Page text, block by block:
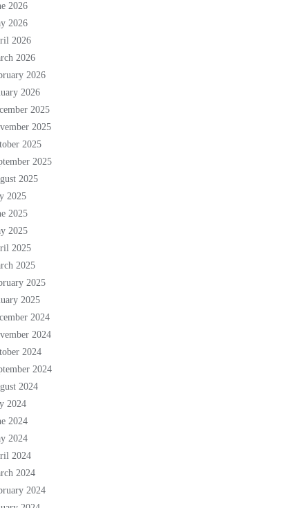
2026
2026
2026
2026
2026
2026
2025
2025
2025
2025
2025
2025
2025
2025
2025
2025
2025
2025
2024
2024
2024
2024
2024
2024
2024
2024
2024
2024
2024